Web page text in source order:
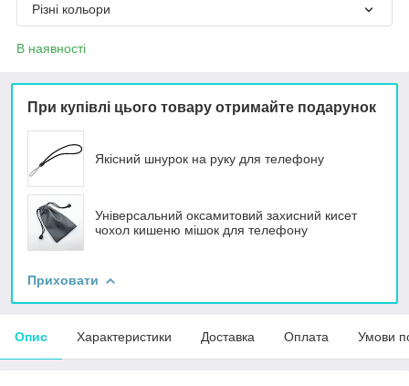
Різні кольори
В наявності
При купівлі цього товару отримайте подарунок
Якісний шнурок на руку для телефону
Універсальний оксамитовий захисний кисет
чохол кишеню мішок для телефону
Приховати
Опис Характеристики Доставка Оплата Умови